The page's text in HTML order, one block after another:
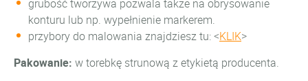
grubość tworzywa pozwala także na obrysowanie
konturu lub np. wypełnienie markerem.
przybory do malowania znajdziesz tu: <KLIK>
Pakowanie: w torebkę strunową z etykietą producenta.